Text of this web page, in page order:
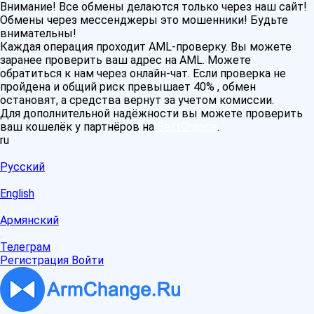
Внимание! Все обмены делаются только через наш сайт!
Обмены через мессенджеры это мошенники! Будьте
внимательны!
Каждая операция проходит AML-проверку. Вы можете
заранее проверить ваш адрес на AML. Можете
обратиться к нам через онлайн-чат. Если проверка не
пройдена и общий риск превышает 40% , обмен
остановят, а средства вернут за учетом комиссии.
Для дополнительной надёжности вы можете проверить
ваш кошелёк у партнёров на
.
ru
Русский
English
Армянский
Телеграм
Регистрация Войти